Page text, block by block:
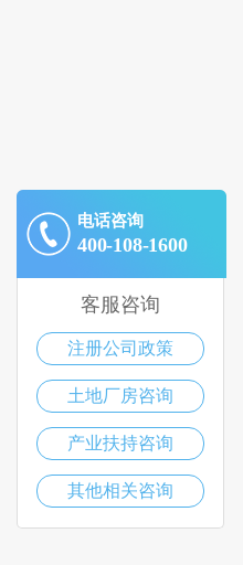
电话咨询
400-108-1600
客服咨询
注册公司政策
土地厂房咨询
产业扶持咨询
其他相关咨询